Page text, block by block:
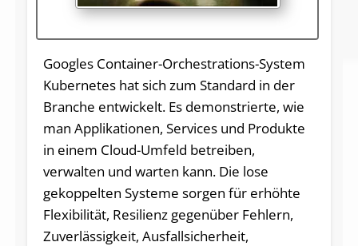
Googles Container-Orchestrations-System
Kubernetes hat sich zum Standard in der
Branche entwickelt. Es demonstrierte, wie
man Applikationen, Services und Produkte
in einem Cloud-Umfeld betreiben,
verwalten und warten kann. Die lose
gekoppelten Systeme sorgen für erhöhte
Flexibilität, Resilienz gegenüber Fehlern,
Zuverlässigkeit, Ausfallsicherheit,